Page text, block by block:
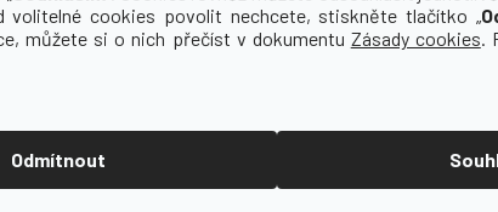
volitelné cookies povolit nechcete, stiskněte tlačítko „
můžete si o nich přečíst v dokumentu Zásady cookies.
Odmítnout
So
zavřeno
zavřeno
vyhrazena.Upravit nastavení cookies